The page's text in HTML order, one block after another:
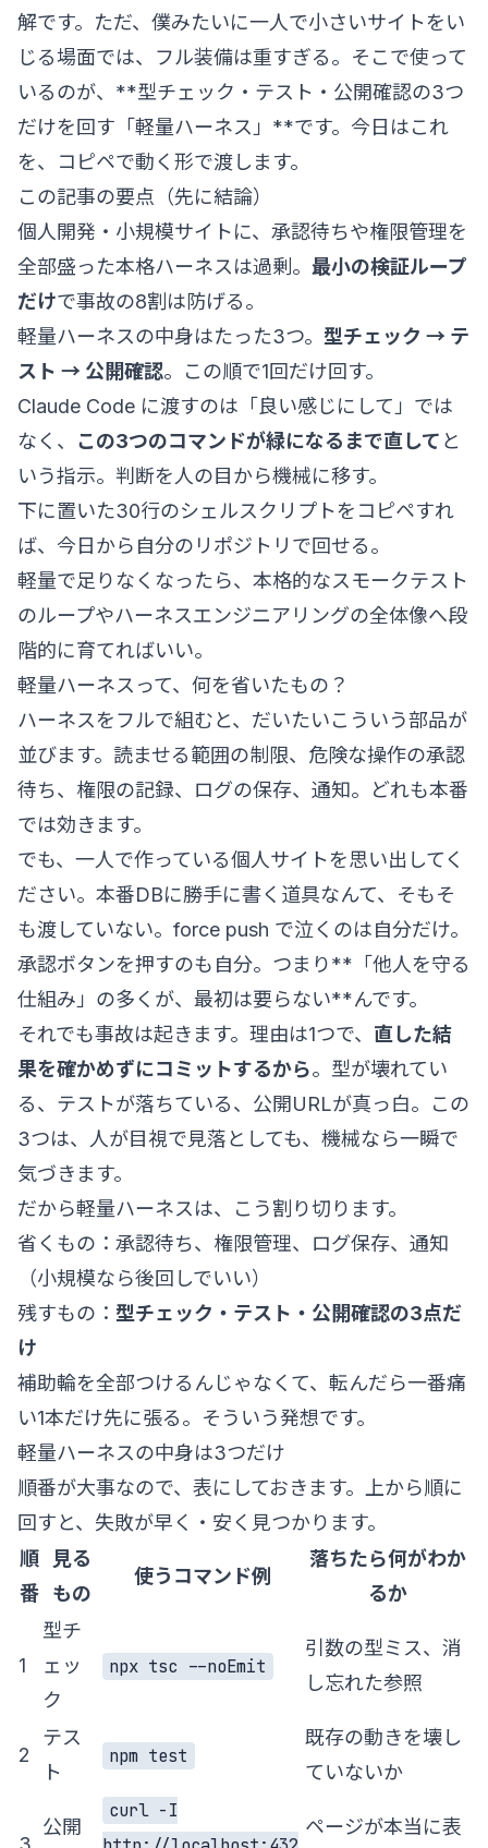
解です。ただ、僕みたいに一人で小さいサイトをい
じる場面では、フル装備は重すぎる。そこで使って
いるのが、**型チェック・テスト・公開確認の3つ
だけを回す「軽量ハーネス」**です。今日はこれ
を、コピペで動く形で渡します。
この記事の要点（先に結論）
個人開発・小規模サイトに、承認待ちや権限管理を
全部盛った本格ハーネスは過剰。 最小の検証ループ
だけで事故の8割は防げる。
軽量ハーネスの中身はたった3つ。 型チェック → テ
スト → 公開確認。この順で1回だけ回す。
Claude Code に渡すのは「良い感じにして」では
なく、 この3つのコマンドが緑になるまで直して と
いう指示。判断を人の目から機械に移す。
下に置いた30行のシェルスクリプトをコピペすれ
ば、今日から自分のリポジトリで回せる。
軽量で足りなくなったら、本格的なスモークテスト
のループやハーネスエンジニアリングの全体像へ段
階的に育てればいい。
軽量ハーネスって、何を省いたもの？
ハーネスをフルで組むと、だいたいこういう部品が
並びます。読ませる範囲の制限、危険な操作の承認
待ち、権限の記録、ログの保存、通知。どれも本番
では効きます。
でも、一人で作っている個人サイトを思い出してく
ださい。本番DBに勝手に書く道具なんて、そもそ
も渡していない。force push で泣くのは自分だけ。
承認ボタンを押すのも自分。つまり**「他人を守る
仕組み」の多くが、最初は要らない**んです。
それでも事故は起きます。理由は1つで、 直した結
果を確かめずにコミットするから。型が壊れてい
る、テストが落ちている、公開URLが真っ白。この
3つは、人が目視で見落としても、機械なら一瞬で
気づきます。
だから軽量ハーネスは、こう割り切ります。
省くもの：承認待ち、権限管理、ログ保存、通知
（小規模なら後回しでいい）
残すもの： 型チェック・テスト・公開確認の3点だ
け
補助輪を全部つけるんじゃなくて、転んだら一番痛
い1本だけ先に張る。そういう発想です。
軽量ハーネスの中身は3つだけ
順番が大事なので、表にしておきます。上から順に
回すと、失敗が早く・安く見つかります。
順
番
見る
もの
使うコマンド例
落ちたら何がわか
るか
1
型チ
ェッ
ク
npx tsc --noEmit
引数の型ミス、消
し忘れた参照
2
テス
ト
npm test
既存の動きを壊し
ていないか
公開
curl -I
ページが本当に表